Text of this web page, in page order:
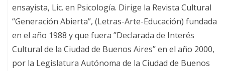
ensayista, Lic. en Psicología. Dirige la Revista Cultural
“Generación Abierta”, (Letras-Arte-Educación) fundada
en el año 1988 y que fuera ”Declarada de Interés
Cultural de la Ciudad de Buenos Aires” en el año 2000,
por la Legislatura Autónoma de la Ciudad de Buenos